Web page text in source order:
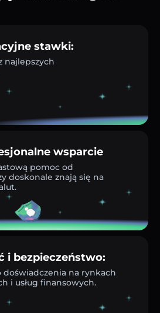
stawki:
najlepszych
wsparcie
pomoc od
doskonale znają się na
i bezpieczeństwo:
doświadczenia na rynkach
i usług finansowych.